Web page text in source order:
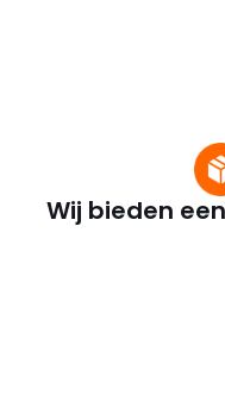
Wij bieden